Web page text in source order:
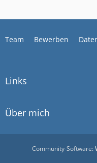
Team Bewerben
Links
Über mich
Community-Software: